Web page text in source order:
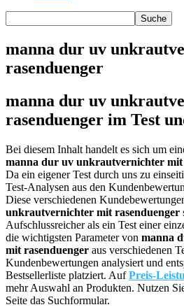
manna dur uv
rasenduenger
manna dur uv
rasenduenger im Test
Bei diesem Inhalt handelt es sich um
manna dur uv unkrautvernichter mit
Da ein eigener Test durch uns zu
Test-Analysen aus den
Diese verschiedenen
unkrautvernichter mit rasenduenger
Aufschlussreicher als ein Test einer
die wichtigsten Parameter von manna
mit rasenduenger aus verschiedenen
Kundenbewertungen analysiert und
Bestsellerliste platziert. AufPreis-
mehr Auswahl an Produkten. Nutzen
Seite das Suchformular.